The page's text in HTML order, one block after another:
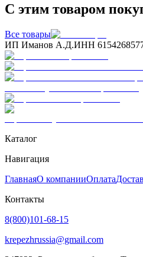
С этим товаром
Все товары
ИП Иманов А.Д.ИНН
Каталог
Навигация
ГлавнаяО компанииОплата
Контакты
8(800)101-68-15
krepezhrussia@gmail.com